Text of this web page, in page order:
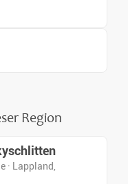
Region
· Lappland,